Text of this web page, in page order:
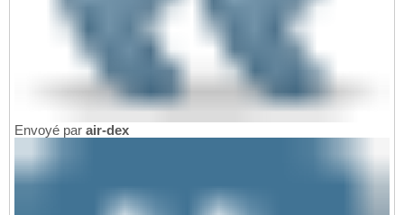
Envoyé par air-dex